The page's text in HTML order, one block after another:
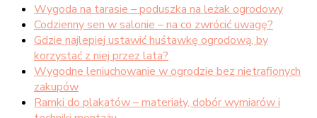
Wygoda na tarasie – poduszka na leżak ogrodowy
Codzienny sen w salonie – na co zwrócić uwagę?
Gdzie najlepiej ustawić huśtawkę ogrodową, by
korzystać z niej przez lata?
Wygodne leniuchowanie w ogrodzie bez nietrafionych
zakupów
Ramki do plakatów – materiały, dobór wymiarów i